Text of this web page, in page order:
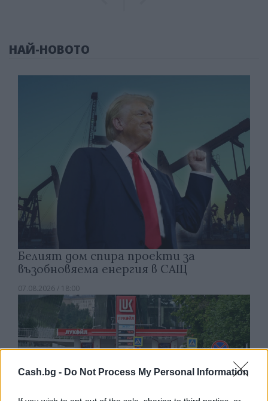
Cash.bg - Do Not Process My Personal Information
НАЙ-НОВОТО
Белият дом спира проекти за
възобновяема енергия в САЩ
07.08.2026 / 18:00